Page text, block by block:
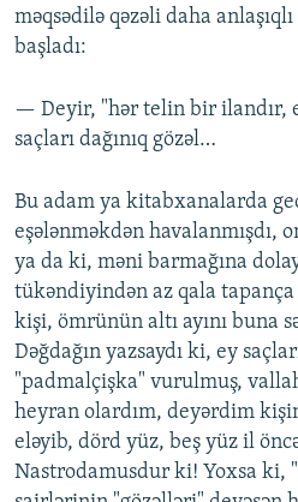
məqsədilə qəzəli daha
başladı:
— Deyir, "hər telin bir ilandır,
saçları dağınıq gözəl…
Bu adam ya kitabxanalarda
eşələnməkdən havalanmışdı,
ya da ki, məni barmağına
tükəndiyindən az qala tapança
kişi, ömrünün altı ayını buna
Dəğdağın yazsaydı ki, ey
"padmalçişka" vurulmuş,
heyran olardım, deyərdim
eləyib, dörd yüz, beş yüz il
Nastrodamusdur ki! Yoxsa ki,